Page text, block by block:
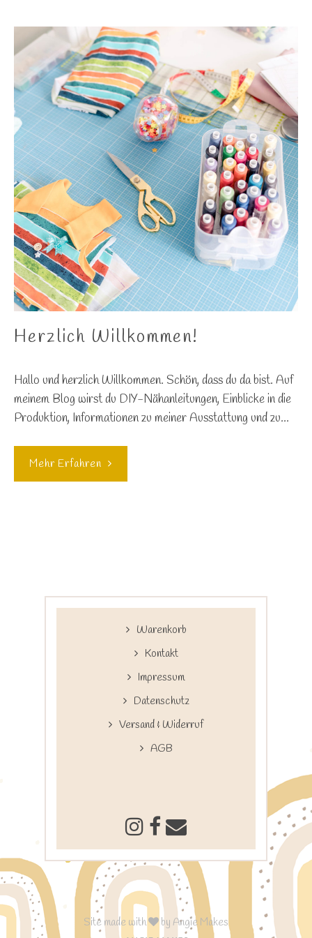
Herzlich Willkommen!
Hallo und herzlich Willkommen. Schön, dass du da bist. Auf
meinem Blog wirst du DIY-Nähanleitungen, Einblicke in die
Produktion, Informationen zu meiner Ausstattung und zu…
Mehr Erfahren
Warenkorb
Kontakt
Impressum
Datenschutz
Versand & Widerruf
AGB
Site made with by Angie Makes